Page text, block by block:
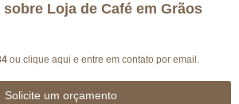
Loja de Café em Grãos
ou clique aqui e entre em contato por email.
Solicite um orçamento